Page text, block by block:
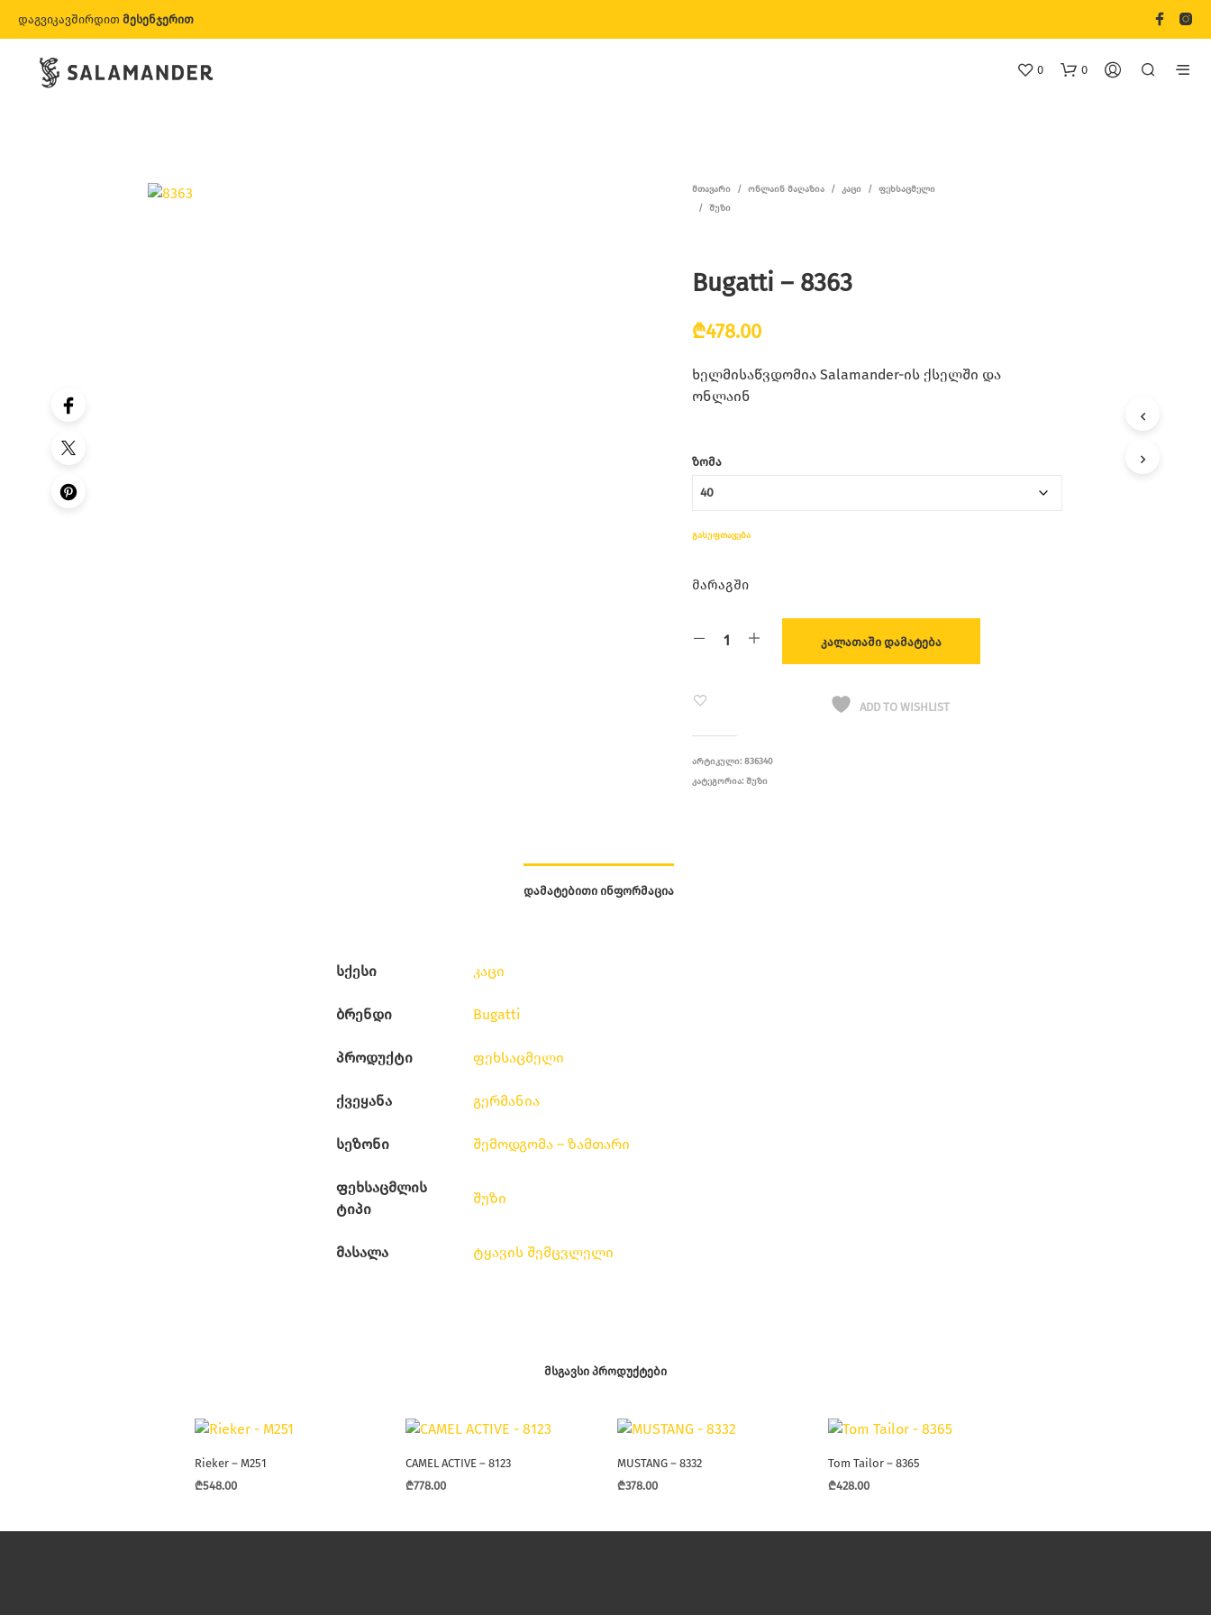
დაგვიკავშირდით მესენჯერით
0 0
ᲛᲗᲐᲕᲐᲠᲘ / ᲝᲜᲚᲐᲘᲜ ᲛᲐᲦᲐᲖᲘᲐ / ᲙᲐᲪᲘ /
ᲤᲔᲮᲡᲐᲪᲛᲔᲚᲘ
/
ᲨᲣᲖᲘ
Bugatti – 8363
₾478.00
ხელმისაწვდომია Salamander-ის ქსელში და
ონლაინ
ᲖᲝᲛᲐ
ᲒᲐᲡᲣᲤᲗᲐᲕᲔᲑᲐ
მარაგში
ᲙᲐᲚᲐᲗᲐᲨᲘ ᲓᲐᲛᲐᲢᲔᲑᲐ
ADD TO WISHLIST
ᲐᲠᲢᲘᲙᲣᲚᲘ:836340
ᲙᲐᲢᲔᲒᲝᲠᲘᲐ:ᲨᲣᲖᲘ
ᲓᲐᲛᲐᲢᲔᲑᲘᲗᲘ ᲘᲜᲤᲝᲠᲛᲐᲪᲘᲐ
სქესი კაცი
ბრენდი Bugatti
პროდუქტი ფეხსაცმელი
ქვეყანა გერმანია
სეზონი შემოდგომა – ზამთარი
ფეხსაცმლის
ტიპი
შუზი
მასალა ტყავის შემცვლელი
ᲛᲡᲒᲐᲕᲡᲘ ᲞᲠᲝᲓᲣᲥᲢᲔᲑᲘ
Rieker – M251
₾548.00
CAMEL ACTIVE – 8123
₾778.00
MUSTANG – 8332
₾378.00
Tom Tailor – 8365
₾428.00